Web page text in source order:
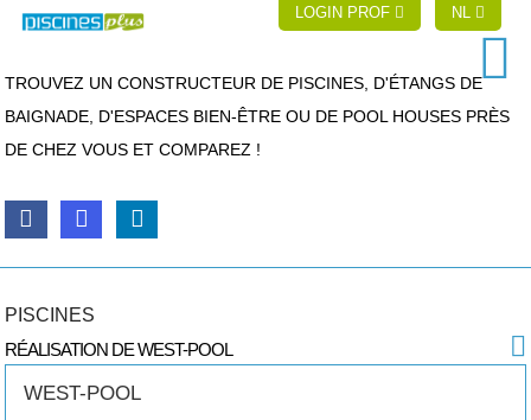
LOGIN PROF NL
TROUVEZ UN CONSTRUCTEUR DE PISCINES, D'ÉTANGS DE
BAIGNADE, D'ESPACES BIEN-ÊTRE OU DE POOL HOUSES PRÈS
DE CHEZ VOUS ET COMPAREZ !
PISCINES
RÉALISATION DE WEST-POOL
WEST-POOL